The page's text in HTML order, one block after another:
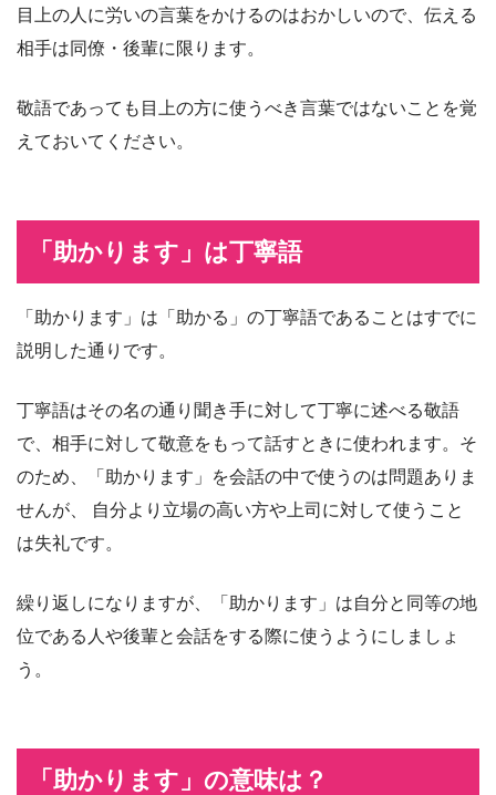
目上の人に労いの言葉をかけるのはおかしいので、伝える
相手は同僚・後輩に限ります。
敬語であっても目上の方に使うべき言葉ではないことを覚
えておいてください。
「助かります」は丁寧語
「助かります」は「助かる」の丁寧語であることはすでに
説明した通りです。
丁寧語はその名の通り聞き手に対して丁寧に述べる敬語
で、相手に対して敬意をもって話すときに使われます。そ
のため、「助かります」を会話の中で使うのは問題ありま
せんが、 自分より立場の高い方や上司に対して使うこと
は失礼です。
繰り返しになりますが、「助かります」は自分と同等の地
位である人や後輩と会話をする際に使うようにしましょ
う。
「助かります」の意味は？